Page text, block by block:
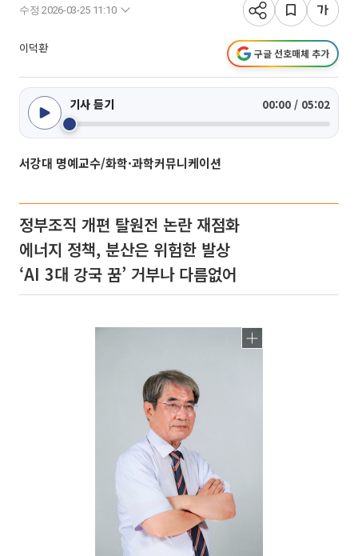
수정 2026-03-25 11:10
이덕환 구글 선호매체 추가
기사 듣기 00:00 / 05:02
서강대 명예교수/화학·과학커뮤니케이션
정부조직 개편 탈원전 논란 재점화
에너지 정책, 분산은 위험한 발상
‘AI 3대 강국 꿈’ 거부나 다름없어